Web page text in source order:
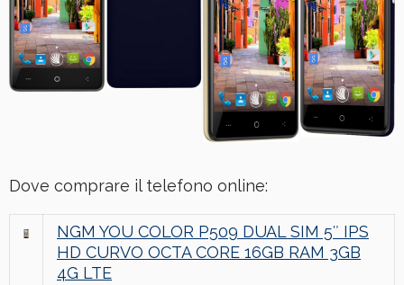
Dove comprare il telefono online:
NGM YOU COLOR P509 DUAL SIM 5″ IPS
HD CURVO OCTA CORE 16GB RAM 3GB
4G LTE